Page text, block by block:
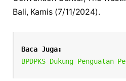
Bali, Kamis (7/11/2024).
Baca Juga:
BPDPKS Dukung